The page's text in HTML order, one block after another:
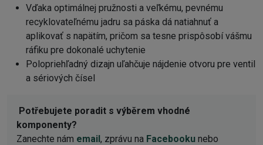
Vďaka optimálnej pružnosti a veľkému, pevnému
recyklovateľnému jadru sa páska dá natiahnuť a
aplikovať s napätím, pričom sa tesne prispôsobí vášmu
ráfiku pre dokonalé uchytenie
Polopriehľadný dizajn uľahčuje nájdenie otvoru pre ventil
a sériových čísel
Potřebujete poradit s výběrem vhodné
komponenty?
Zanechte nám email, zprávu na Facebooku nebo